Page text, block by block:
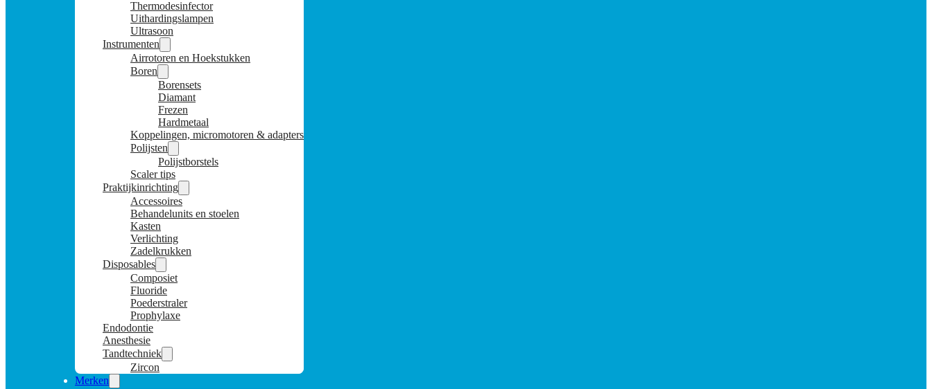
Thermodesinfector
Uithardingslampen
Ultrasoon
Instrumenten
Airrotoren en Hoekstukken
Boren
Borensets
Diamant
Frezen
Hardmetaal
Koppelingen, micromotoren & adapters
Polijsten
Polijstborstels
Scaler tips
Praktijkinrichting
Accessoires
Behandelunits en stoelen
Kasten
Verlichting
Zadelkrukken
Disposables
Composiet
Fluoride
Poederstraler
Prophylaxe
Endodontie
Anesthesie
Tandtechniek
Zircon
Merken